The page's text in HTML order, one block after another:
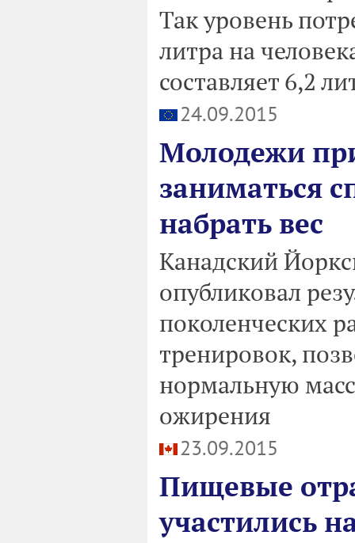
Так уровень
литра на
составляет 6,2
24.09.2015
Молодежи
заниматься
набрать вес
Канадский
опубликовал
поколенческих
тренировок,
нормальную
ожирения
23.09.2015
Пищевые
участились